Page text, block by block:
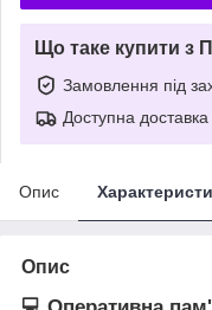
Що таке купити з
Замовлення під
Доступна доставка
Опис
Опис